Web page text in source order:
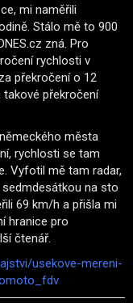
mi naměřili
Stálo mě to 900
zná. Pro
rychlosti v
překročení o 12
překročení
města
rychlosti se tam
Vyfotil mě tam radar,
na sto
69 km/h a přišla mi
hranice pro
čtenář.
usekove-mereni-